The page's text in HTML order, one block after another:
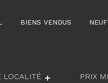
BIENS VENDUS NEUF
min